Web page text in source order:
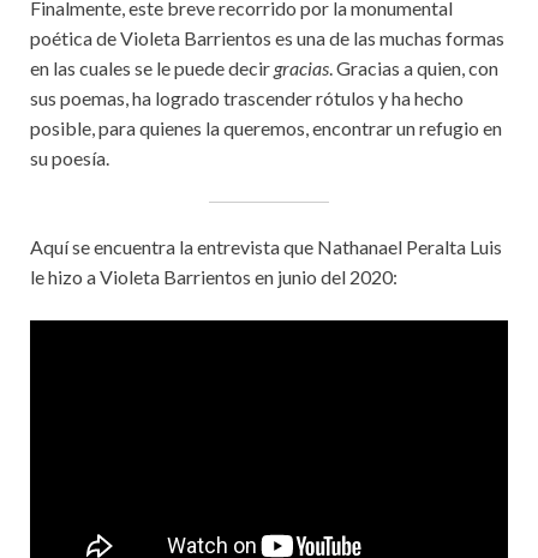
Finalmente, este breve recorrido por la monumental
poética de Violeta Barrientos es una de las muchas formas
en las cuales se le puede decir gracias. Gracias a quien, con
sus poemas, ha logrado trascender rótulos y ha hecho
posible, para quienes la queremos, encontrar un refugio en
su poesía.
Aquí se encuentra la entrevista que Nathanael Peralta Luis
le hizo a Violeta Barrientos en junio del 2020: